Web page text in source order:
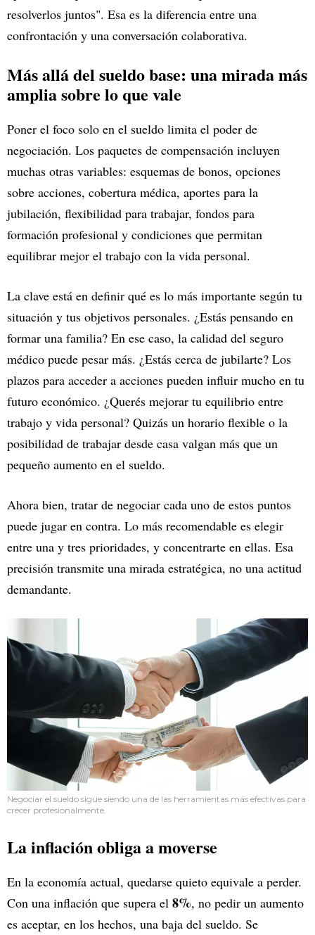
resolverlos juntos". Esa es la diferencia entre una
confrontación y una conversación colaborativa.
Más allá del sueldo base: una mirada más
amplia sobre lo que vale
Poner el foco solo en el sueldo limita el poder de
negociación. Los paquetes de compensación incluyen
muchas otras variables: esquemas de bonos, opciones
sobre acciones, cobertura médica, aportes para la
jubilación, flexibilidad para trabajar, fondos para
formación profesional y condiciones que permitan
equilibrar mejor el trabajo con la vida personal.
La clave está en definir qué es lo más importante según tu
situación y tus objetivos personales. ¿Estás pensando en
formar una familia? En ese caso, la calidad del seguro
médico puede pesar más. ¿Estás cerca de jubilarte? Los
plazos para acceder a acciones pueden influir mucho en tu
futuro económico. ¿Querés mejorar tu equilibrio entre
trabajo y vida personal? Quizás un horario flexible o la
posibilidad de trabajar desde casa valgan más que un
pequeño aumento en el sueldo.
Ahora bien, tratar de negociar cada uno de estos puntos
puede jugar en contra. Lo más recomendable es elegir
entre una y tres prioridades, y concentrarte en ellas. Esa
precisión transmite una mirada estratégica, no una actitud
demandante.
Negociar el sueldo sigue siendo una de las herramientas más efectivas para
crecer profesionalmente.
La inflación obliga a moverse
En la economía actual, quedarse quieto equivale a perder.
Con una inflación que supera el 8%, no pedir un aumento
es aceptar, en los hechos, una baja del sueldo. Se